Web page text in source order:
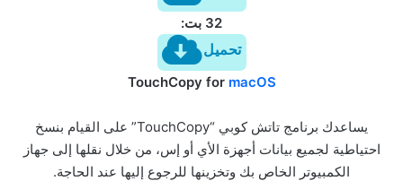
32 بت:
تحميل
TouchCopy for macOS
يساعدك برنامج تاتش كوبي “TouchCopy” على القيام بنسخ
احتياطية لجميع بيانات أجهزة الأي أو إس، من خلال نقلها إلى جهاز
الكمبيوتر الخاص بك وتخزينها للرجوع إليها عند الحاجة.